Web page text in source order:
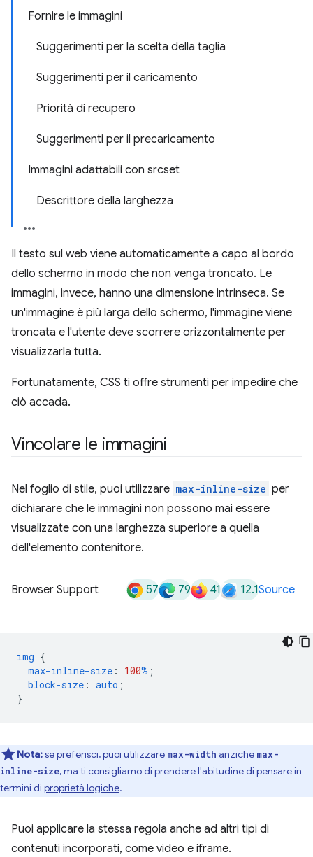
Fornire le immagini
Suggerimenti per la scelta della taglia
Suggerimenti per il caricamento
Priorità di recupero
Suggerimenti per il precaricamento
Immagini adattabili con srcset
Descrittore della larghezza
Il testo sul web viene automaticamente a capo al bordo
dello schermo in modo che non venga troncato. Le
immagini, invece, hanno una dimensione intrinseca. Se
un'immagine è più larga dello schermo, l'immagine viene
troncata e l'utente deve scorrere orizzontalmente per
visualizzarla tutta.
Fortunatamente, CSS ti offre strumenti per impedire che
ciò accada.
Vincolare le immagini
Nel foglio di stile, puoi utilizzare max-inline-size per
dichiarare che le immagini non possono mai essere
visualizzate con una larghezza superiore a quella
dell'elemento contenitore.
Browser Support 57 79 41 12.1Source
img {
max-inline-size : 100% ;
block-size : auto ;
}
Nota:se preferisci, puoi utilizzare max-width anziché max-
inline-size, ma ti consigliamo di prendere l'abitudine di pensare in
termini di proprietà logiche.
Puoi applicare la stessa regola anche ad altri tipi di
contenuti incorporati, come video e iframe.